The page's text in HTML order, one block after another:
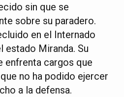
sin que se
sobre su paradero.
en el Internado
estado Miranda. Su
enfrenta cargos que
no ha podido ejercer
a la defensa.